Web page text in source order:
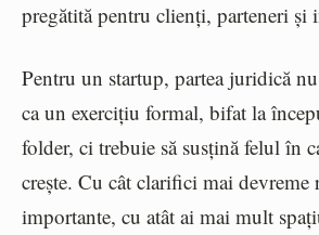
pregătită pentru clienți, parteneri și
Pentru un startup, partea juridică
ca un exercițiu formal, bifat la
folder, ci trebuie să susțină felul în
crește. Cu cât clarifici mai devreme
importante, cu atât ai mai mult